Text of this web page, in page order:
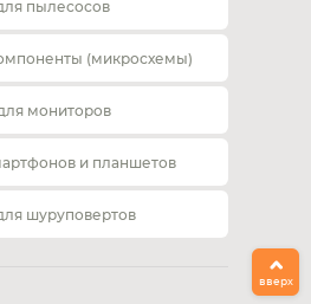
пылесосов
(микросхемы)
мониторов
и планшетов
шуруповертов
вверх